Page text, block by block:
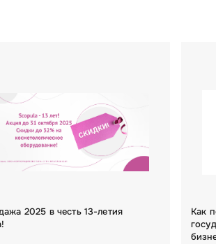
2025 в честь 13-летия
Как